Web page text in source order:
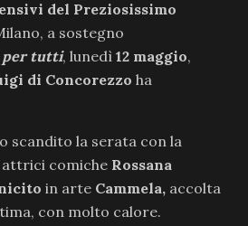
del Preziosissimo
a sostegno
per tutti, lunedì 12 maggio,
di Concorezzo ha
scandito la serata con la
comiche Rossana
in arte Cammela, accolta
con molto calore.